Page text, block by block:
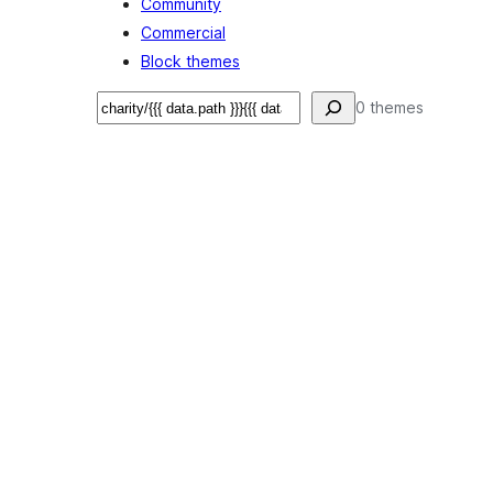
Community
Commercial
Block themes
Keresés 0 themes